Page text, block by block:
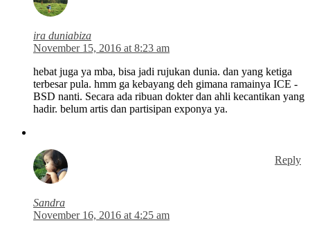
ira duniabiza
November 15, 2016 at 8:23 am
hebat juga ya mba, bisa jadi rujukan dunia. dan yang ketiga
terbesar pula. hmm ga kebayang deh gimana ramainya ICE -
BSD nanti. Secara ada ribuan dokter dan ahli kecantikan yang
hadir. belum artis dan partisipan exponya ya.
Reply
Sandra
November 16, 2016 at 4:25 am